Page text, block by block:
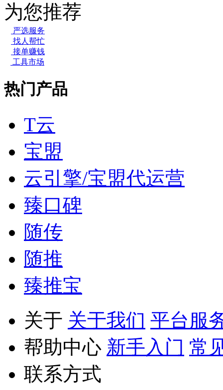
为您推荐
严选服务
找人帮忙
接单赚钱
工具市场
热门产品
T云
宝盟
云引擎/宝盟代运营
臻口碑
随传
随推
臻推宝
关于 关于我们 平台服
帮助中心 新手入门 常
联系方式